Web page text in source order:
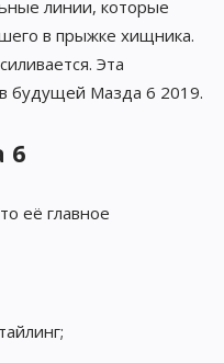
линии, которые
в прыжке хищника.
Эта
будущей Мазда 6 2019.
6
её главное